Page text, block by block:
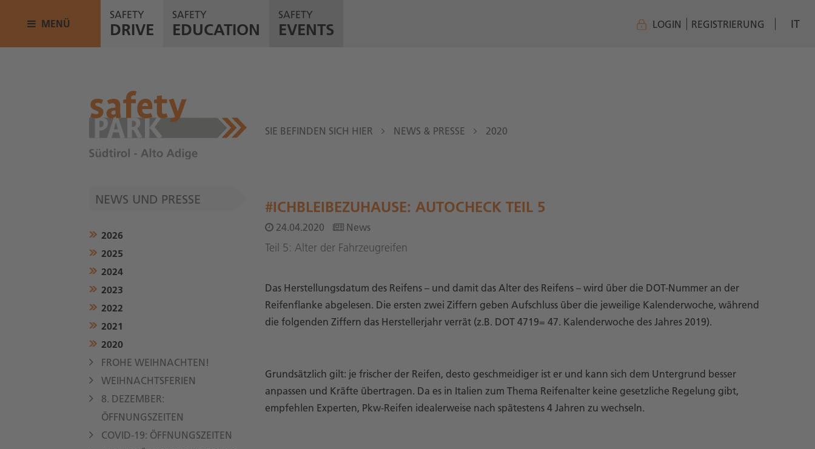
MENÜ
SAFETY
DRIVE
SAFETY
EDUCATION
SAFETY
EVENTS LOGIN REGISTRIERUNG IT
SIE BEFINDEN SICH HIER NEWS & PRESSE 2020
NEWS UND PRESSE
2026
2025
2024
2023
2022
2021
2020
FROHE WEIHNACHTEN!
WEIHNACHTSFERIEN
8. DEZEMBER:
ÖFFNUNGSZEITEN
COVID-19: ÖFFNUNGSZEITEN
#ICHBLEIBEZUHAUSE: AUTOCHECK TEIL 5
24.04.2020 News
Teil 5: Alter der Fahrzeugreifen
Das Herstellungsdatum des Reifens – und damit das Alter des Reifens – wird über die DOT-Nummer an der
Reifenflanke abgelesen. Die ersten zwei Ziffern geben Aufschluss über die jeweilige Kalenderwoche, während
die folgenden Ziffern das Herstellerjahr verrät (z.B. DOT 4719= 47. Kalenderwoche des Jahres 2019).
Grundsätzlich gilt: je frischer der Reifen, desto geschmeidiger ist er und kann sich dem Untergrund besser
anpassen und Kräfte übertragen. Da es in Italien zum Thema Reifenalter keine gesetzliche Regelung gibt,
empfehlen Experten, Pkw-Reifen idealerweise nach spätestens 4 Jahren zu wechseln.